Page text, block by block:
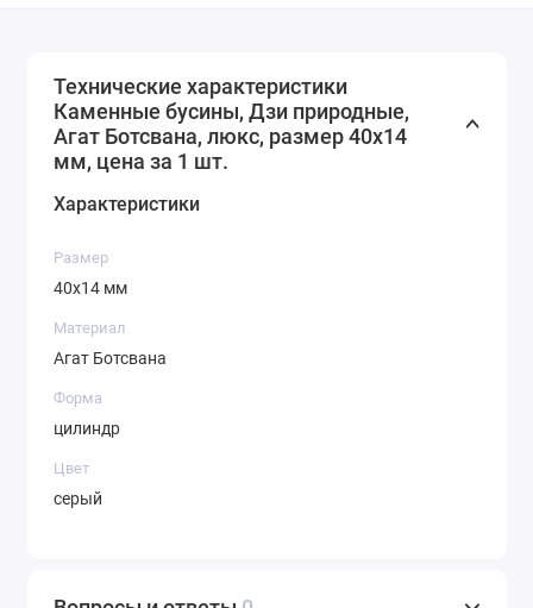
Технические характеристики
Каменные бусины, Дзи природные,
Агат Ботсвана, люкс, размер 40х14
мм, цена за 1 шт.
Характеристики
Размер
40х14 мм
Материал
Агат Ботсвана
Форма
цилиндр
Цвет
серый